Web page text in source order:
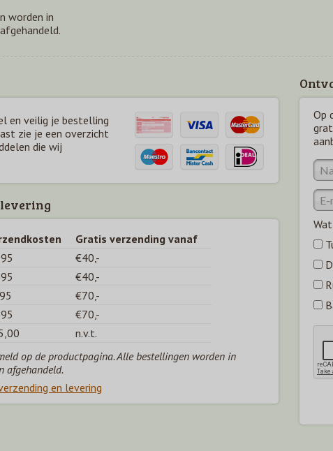
worden in
en veilig je bestelling
zie je een overzicht
die wij
Op
Gratis verzending vanaf
€40,-
€40,-
€70,-
€70,-
n.v.t.
op de productpagina. Alle bestellingen worden in
afgehandeld.
en levering